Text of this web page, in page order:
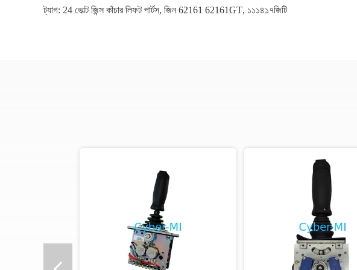
ট্যাগ: 24 ভোল্ট জিন্স কাঁচার লিফট পার্টস, জিন 62161 62161GT, ১১১৪১৭জিটি